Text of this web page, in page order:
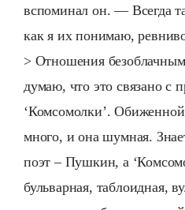
вспоминал он. — Всегда
как я их понимаю,
> Отношения
думаю, что это связано с
‘Комсомолки’.
много, и она шумная.
поэт – Пушкин, а
бульварная, таблоидная,